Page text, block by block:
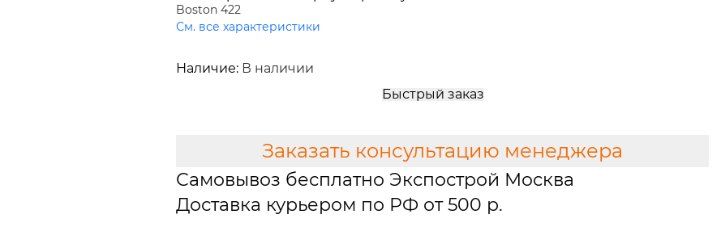
Boston 422
См. все характеристики
Наличие: В наличии
Быстрый заказ
Заказать консультацию менеджера
Самовывоз бесплатно Экспострой Москва
Доставка курьером по РФ от 500 р.